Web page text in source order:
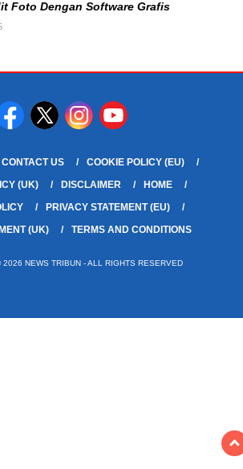
Foto Dengan Software Grafis
CONTACT US
COOKIE POLICY (EU)
(UK)
DISCLAIMER
HOME
PRIVACY STATEMENT (EU)
(UK)
TERMS AND CONDITIONS
NEWS TRIBUN - ALL RIGHTS RESERVED